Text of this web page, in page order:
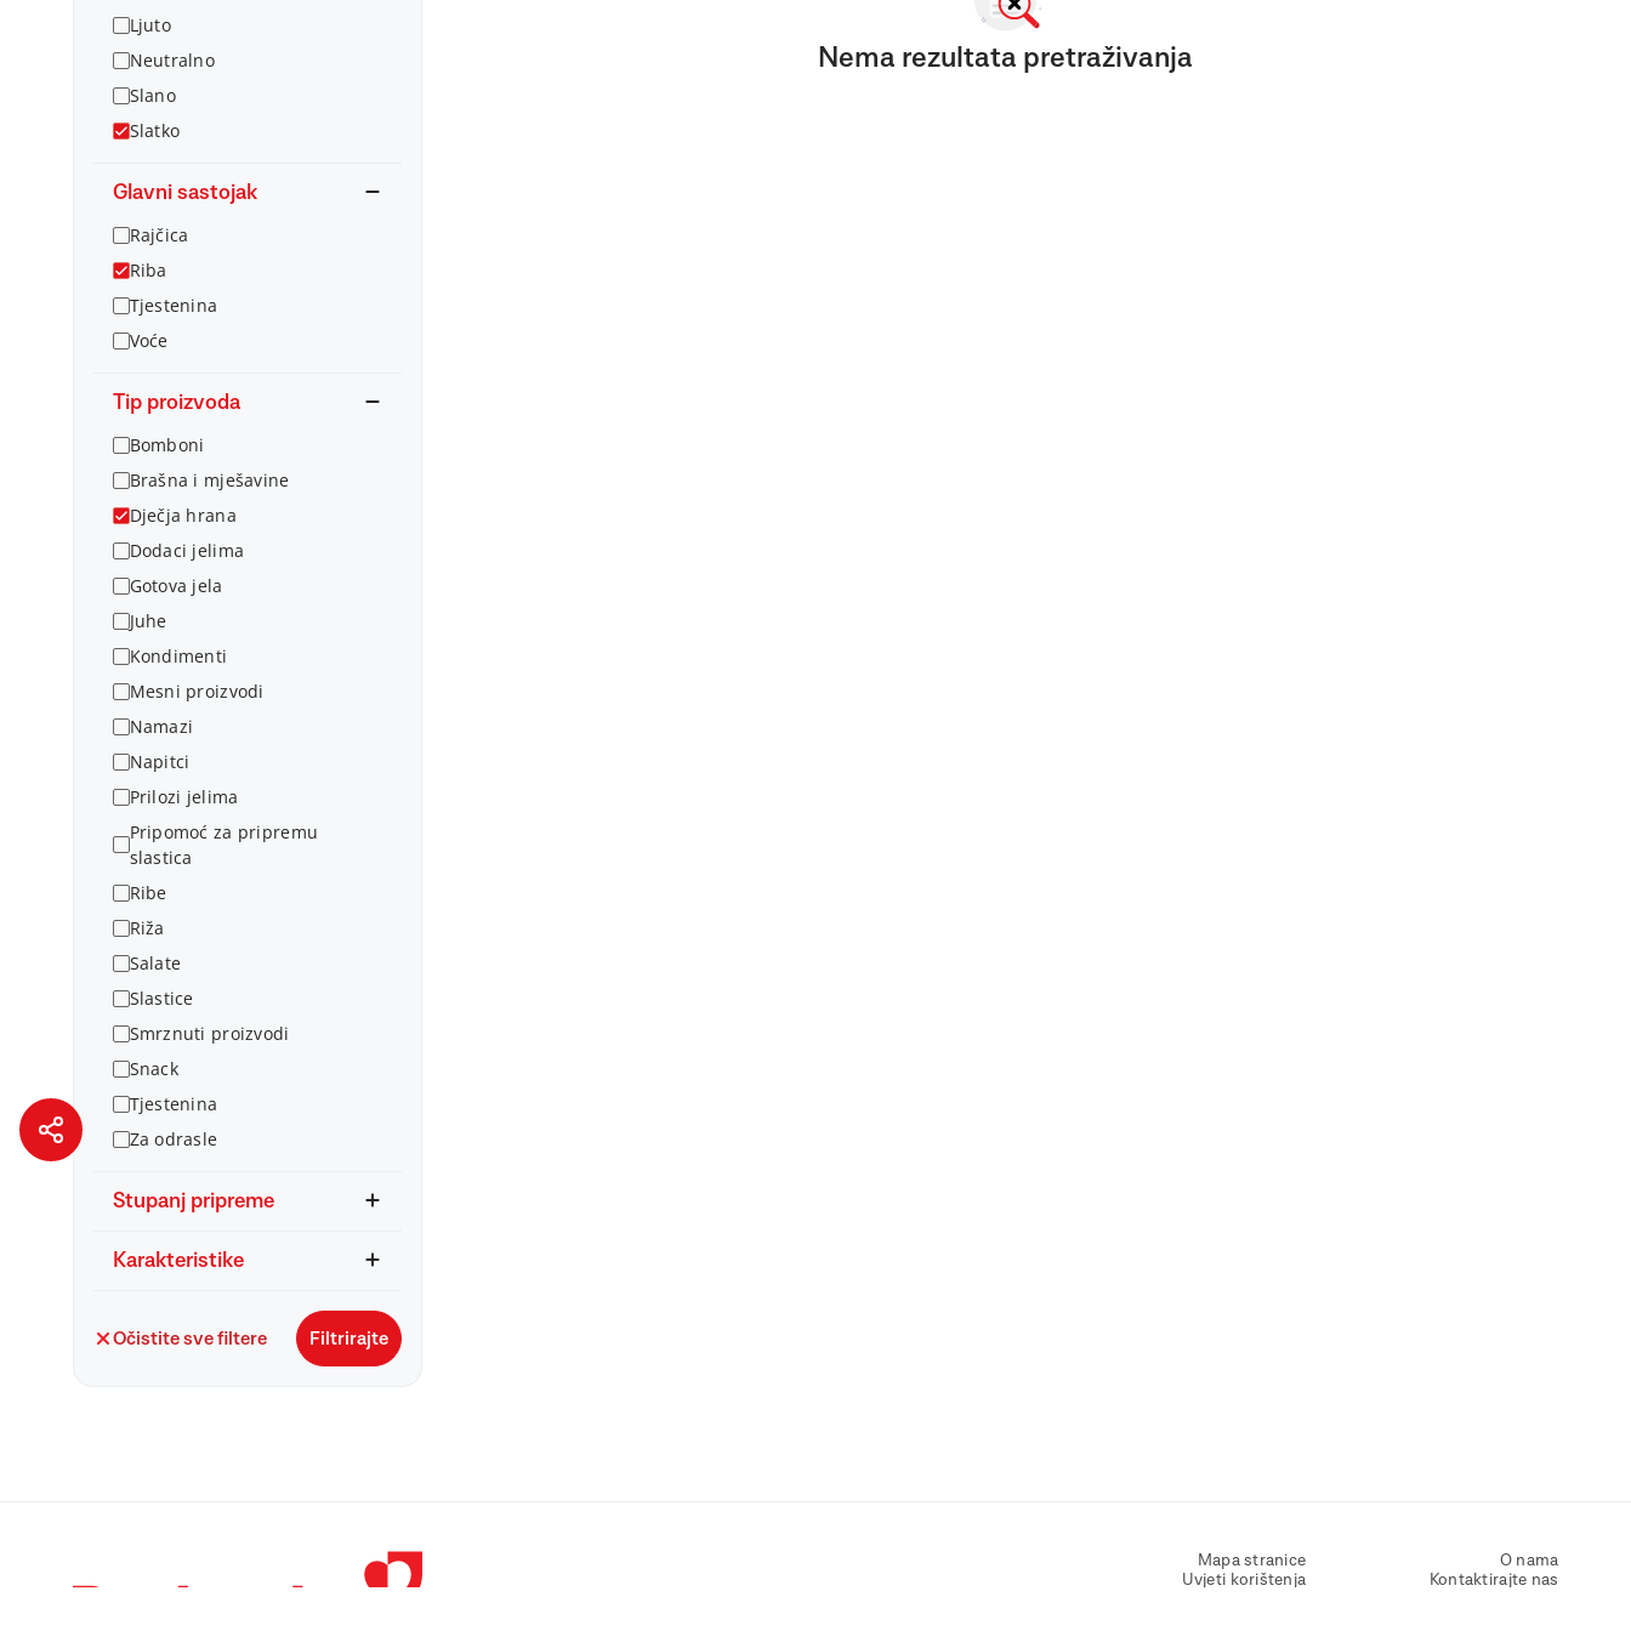
Ljuto
Neutralno
Slano
Slatko
Glavni sastojak
Rajčica
Riba
Tjestenina
Voće
Tip proizvoda
Bomboni
Brašna i mješavine
Dječja hrana
Dodaci jelima
Gotova jela
Juhe
Kondimenti
Mesni proizvodi
Namazi
Napitci
Prilozi jelima
Pripomoć za pripremu
slastica
Ribe
Riža
Salate
Slastice
Smrznuti proizvodi
Snack
Tjestenina
Za odrasle
Stupanj pripreme
Karakteristike
Očistite sve filtere Filtrirajte
Nema rezultata pretraživanja
Mapa stranice
Uvjeti korištenja
O nama
Kontaktirajte nas